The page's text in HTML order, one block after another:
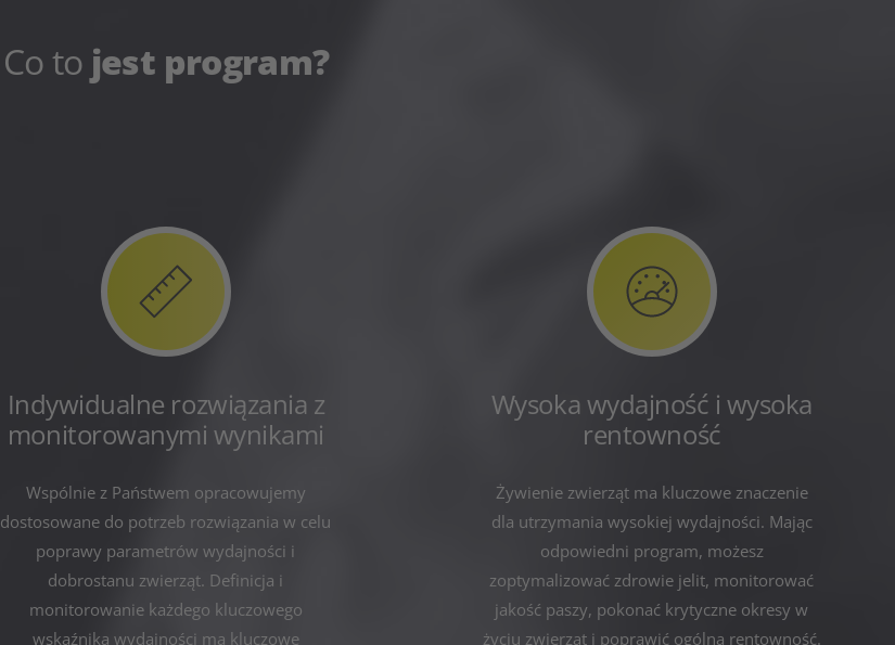
Co to jest program?
Indywidualne rozwiązania z
monitorowanymi wynikami
Wspólnie z Państwem opracowujemy
dostosowane do potrzeb rozwiązania w celu
poprawy parametrów wydajności i
dobrostanu zwierząt. Definicja i
monitorowanie każdego kluczowego
wskaźnika wydajności ma kluczowe
Wysoka wydajność i wysoka
rentowność
Żywienie zwierząt ma kluczowe znaczenie
dla utrzymania wysokiej wydajności. Mając
odpowiedni program, możesz
zoptymalizować zdrowie jelit, monitorować
jakość paszy, pokonać krytyczne okresy w
życiu zwierząt i poprawić ogólną rentowność.